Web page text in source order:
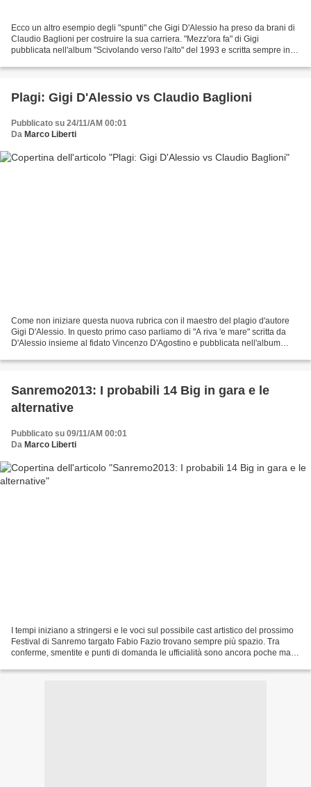
Ecco un altro esempio degli "spunti" che Gigi D'Alessio ha preso da brani di
Claudio Baglioni per costruire la sua carriera. "Mezz'ora fa" di Gigi
pubblicata nell'album "Scivolando verso l'alto" del 1993 e scritta sempre in
Plagi: Gigi D'Alessio vs Claudio Baglioni
Pubblicato su 24/11/AM 00:01
Da Marco Liberti
Come non iniziare questa nuova rubrica con il maestro del plagio d'autore
Gigi D'Alessio. In questo primo caso parliamo di "A riva 'e mare" scritta da
D'Alessio insieme al fidato Vincenzo D'Agostino e pubblicata nell'album
Sanremo2013: I probabili 14 Big in gara e le
alternative
Pubblicato su 09/11/AM 00:01
Da Marco Liberti
I tempi iniziano a stringersi e le voci sul possibile cast artistico del prossimo
Festival di Sanremo targato Fabio Fazio trovano sempre più spazio. Tra
conferme, smentite e punti di domanda le ufficialità sono ancora poche ma